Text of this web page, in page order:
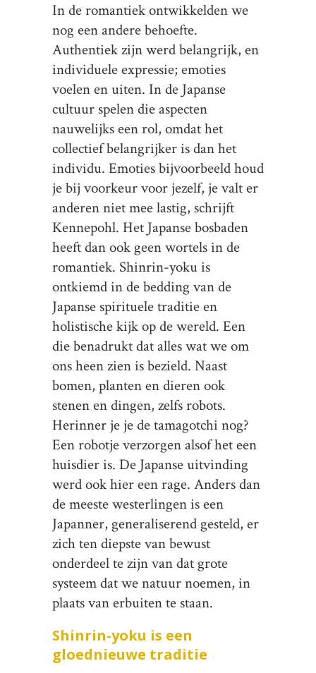
In de romantiek ontwikkelden we
nog een andere behoefte.
Authentiek zijn werd belangrijk, en
individuele expressie; emoties
voelen en uiten. In de Japanse
cultuur spelen die aspecten
nauwelijks een rol, omdat het
collectief belangrijker is dan het
individu. Emoties bijvoorbeeld houd
je bij voorkeur voor jezelf, je valt er
anderen niet mee lastig, schrijft
Kennepohl. Het Japanse bosbaden
heeft dan ook geen wortels in de
romantiek. Shinrin-yoku is
ontkiemd in de bedding van de
Japanse spirituele traditie en
holistische kijk op de wereld. Een
die benadrukt dat alles wat we om
ons heen zien is bezield. Naast
bomen, planten en dieren ook
stenen en dingen, zelfs robots.
Herinner je je de tamagotchi nog?
Een robotje verzorgen alsof het een
huisdier is. De Japanse uitvinding
werd ook hier een rage. Anders dan
de meeste westerlingen is een
Japanner, generaliserend gesteld, er
zich ten diepste van bewust
onderdeel te zijn van dat grote
systeem dat we natuur noemen, in
plaats van erbuiten te staan.
Shinrin-yoku is een
gloednieuwe traditie